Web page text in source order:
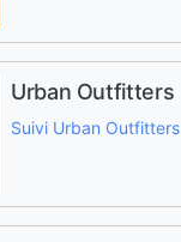
Urban Outfitters
Suivi Urban Outfitters